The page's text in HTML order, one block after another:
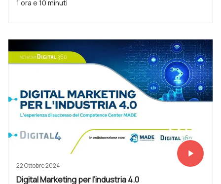
1 ora e 10 minuti
Vedi subito
play_arrow
22 Ottobre 2024
Digital Marketing per l’industria 4.0